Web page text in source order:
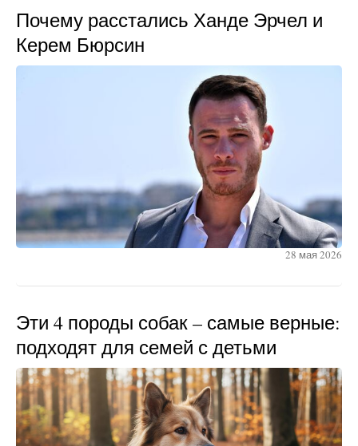
Почему расстались Ханде Эрчел и
Керем Бюрсин
28 мая 2026
Эти 4 породы собак – самые верные:
подходят для семей с детьми